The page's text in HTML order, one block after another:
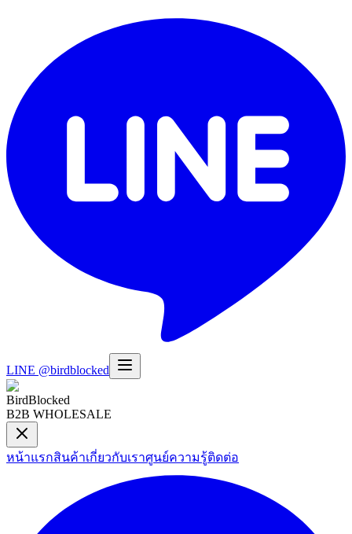
LINE @birdblocked
BirdBlocked
B2B WHOLESALE
หน้าแรกสินค้าเกี่ยวกับเราศูนย์ความรู้ติดต่อ